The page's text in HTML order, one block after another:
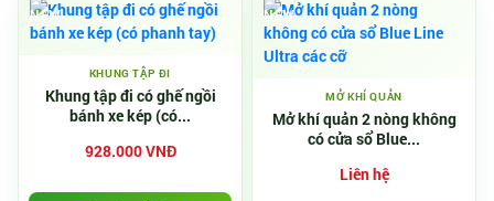
NEW
KHUNG TẬP ĐI
Khung tập đi có ghế ngồi
bánh xe kép (có...
928.000 VNĐ
NEW
MỞ KHÍ QUẢN
Mở khí quản 2 nòng không
có cửa sổ Blue...
Liên hệ